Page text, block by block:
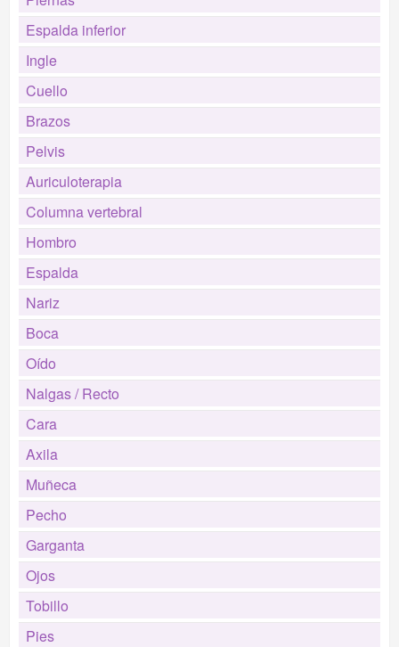
Espalda inferior
Ingle
Cuello
Brazos
Pelvis
Auriculoterapia
Columna vertebral
Hombro
Espalda
Nariz
Boca
Oído
Nalgas / Recto
Cara
Axila
Muñeca
Pecho
Garganta
Ojos
Tobillo
Pies